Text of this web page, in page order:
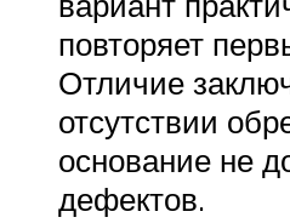
повторяет
Отличие
отсутствии
основание не
дефектов.